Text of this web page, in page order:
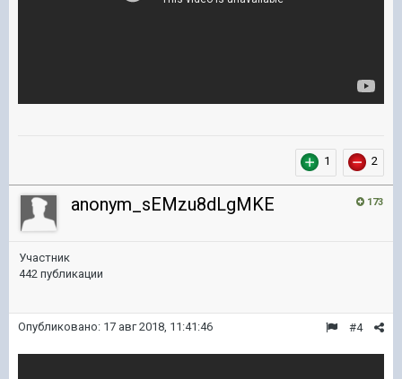
1 2
173
anonym_sEMzu8dLgMKE
Участник
442 публикации
#4
Опубликовано: 17 авг 2018, 11:41:46